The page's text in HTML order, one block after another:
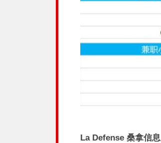
La Defense 桑拿信息